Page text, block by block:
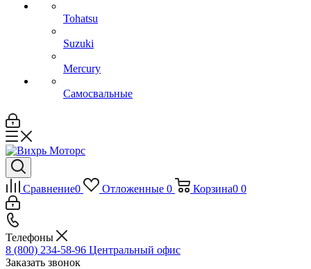
Tohatsu
Suzuki
Mercury
Самосвальные
Сравнение0 Отложенные 0 Корзина0 0
Телефоны
8 (800) 234-58-96 Центральный офис
Заказать звонок